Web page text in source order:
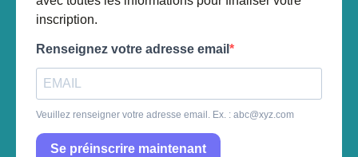
inscription.
Renseignez votre adresse email
Veuillez renseigner votre adresse email. Ex. : abc@xyz.com
Se préinscrire maintenant